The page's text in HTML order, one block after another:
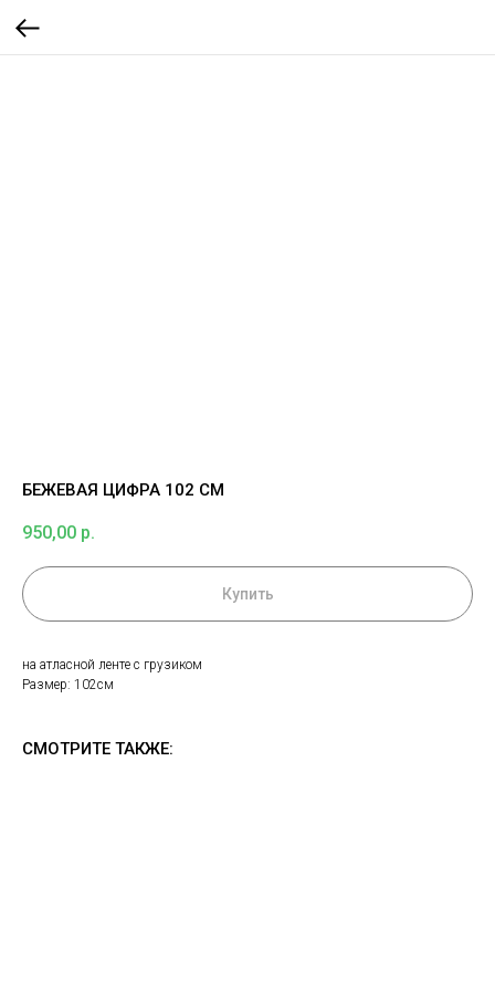
БЕЖЕВАЯ ЦИФРА 102 СМ
950,00 р.
Купить
на атласной ленте с грузиком
Размер: 102см
СМОТРИТЕ ТАКЖЕ: